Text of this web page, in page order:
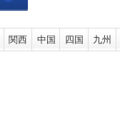
関西 中国 四国 九州